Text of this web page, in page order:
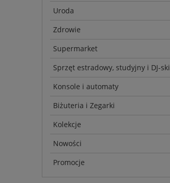
Uroda
Zdrowie
Supermarket
Sprzęt estradowy, studyjny i DJ-ski
Konsole i automaty
Biżuteria i Zegarki
Kolekcje
Nowości
Promocje